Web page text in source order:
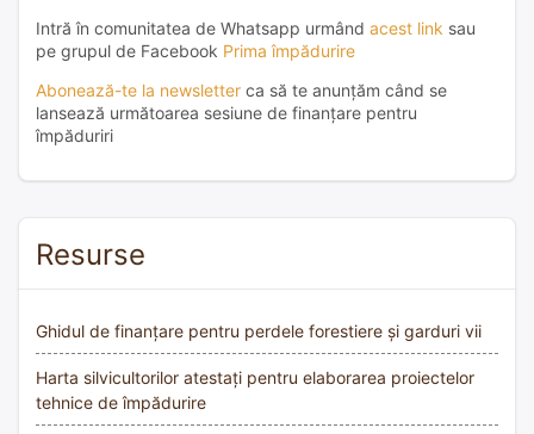
Intră în comunitatea de Whatsapp urmând acest link sau
pe grupul de Facebook Prima împădurire
Abonează-te la newsletter ca să te anunțăm când se
lansează următoarea sesiune de finanțare pentru
împăduriri
Resurse
Ghidul de finanțare pentru perdele forestiere și garduri vii
Harta silvicultorilor atestați pentru elaborarea proiectelor
tehnice de împădurire